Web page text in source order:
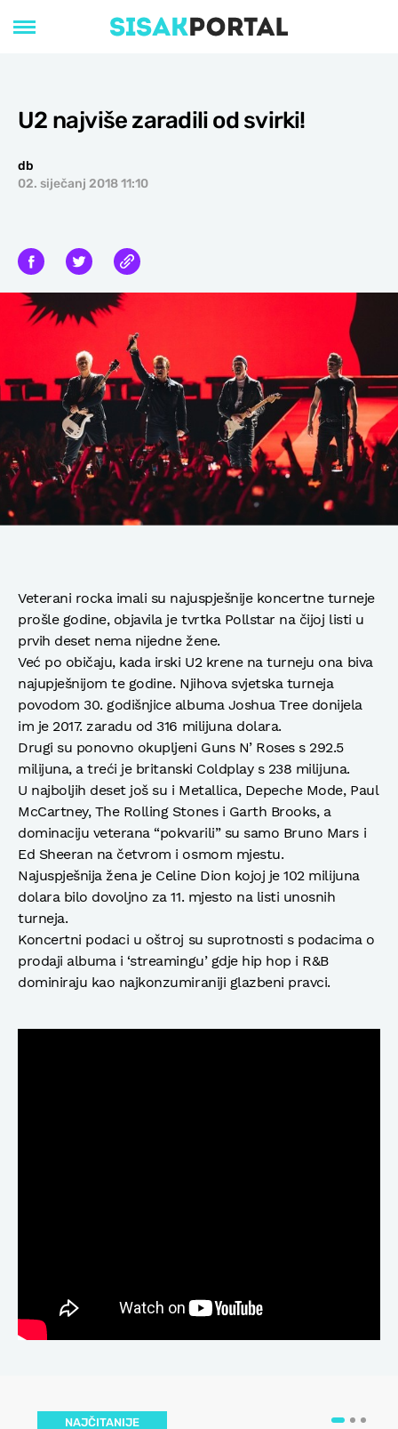
U2 najviše zaradili od svirki!
db
02. siječanj 2018 11:10
Veterani rocka imali su najuspješnije koncertne turneje
prošle godine, objavila je tvrtka Pollstar na čijoj listi u
prvih deset nema nijedne žene.
Već po običaju, kada irski U2 krene na turneju ona biva
najupješnijom te godine. Njihova svjetska turneja
povodom 30. godišnjice albuma Joshua Tree donijela
im je 2017. zaradu od 316 milijuna dolara.
Drugi su ponovno okupljeni Guns N’ Roses s 292.5
milijuna, a treći je britanski Coldplay s 238 milijuna.
U najboljih deset još su i Metallica, Depeche Mode, Paul
McCartney, The Rolling Stones i Garth Brooks, a
dominaciju veterana “pokvarili” su samo Bruno Mars i
Ed Sheeran na četvrom i osmom mjestu.
Najuspješnija žena je Celine Dion kojoj je 102 milijuna
dolara bilo dovoljno za 11. mjesto na listi unosnih
turneja.
Koncertni podaci u oštroj su suprotnosti s podacima o
prodaji albuma i ‘streamingu’ gdje hip hop i R&B
dominiraju kao najkonzumiraniji glazbeni pravci.
NAJČITANIJE